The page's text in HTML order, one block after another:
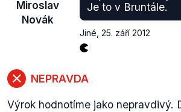
Miroslav
Novák
Je to v Bruntále.
Jiné 25. září 2012
NEPRAVDA
Výrok hodnotíme jako nepravdivý.